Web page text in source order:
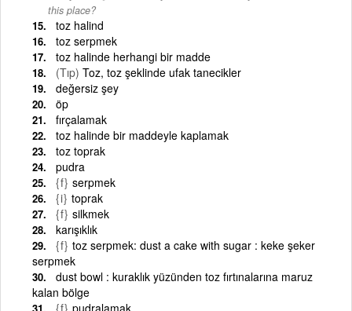
this place?
toz halind
toz serpmek
toz halinde herhangi bir madde
(Tıp) Toz, toz şeklinde ufak tanecikler
değersiz şey
öp
fırçalamak
toz halinde bir maddeyle kaplamak
toz toprak
pudra
{f} serpmek
{i} toprak
{f} silkmek
karışıklık
{f} toz serpmek: dust a cake with sugar : keke şeker
serpmek
dust bowl : kuraklık yüzünden toz fırtınalarına maruz
kalan bölge
{f} pudralamak